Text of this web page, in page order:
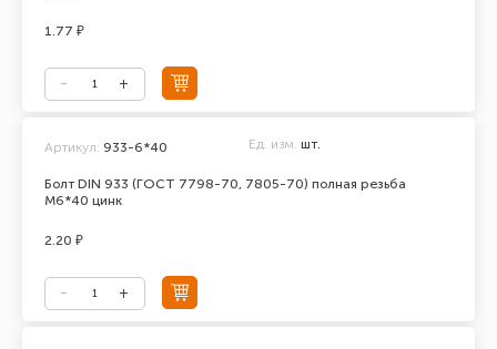
1.77 ₽
Болт DIN 933 (ГОСТ 7798-70, 7805-70) полная резьба
М6*40 цинк
Артикул: 933-6*40 Ед. изм. шт.
2.20 ₽